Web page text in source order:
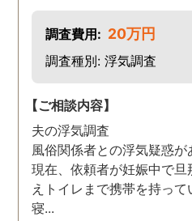
調査費用: 20万円
調査種別: 浮気調査
【ご相談内容】
夫の浮気調査
風俗関係者との浮気疑惑
現在、依頼者が妊娠中で
えトイレまで携帯を持って
寝...